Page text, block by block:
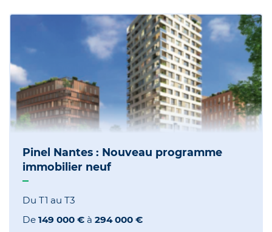
Pinel Nantes : Nouveau programme
immobilier neuf
Du T1 au T3
De 149 000 € à 294 000 €